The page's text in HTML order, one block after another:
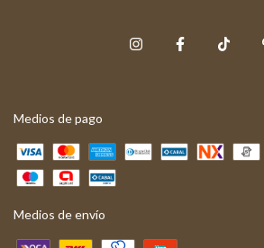
Medios de pago
Medios de envío